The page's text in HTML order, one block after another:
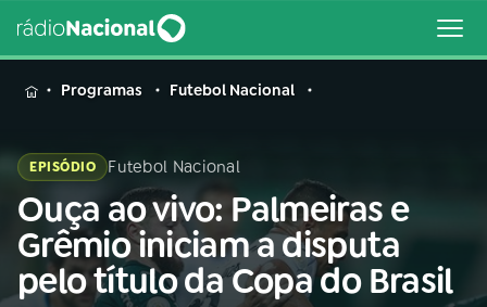
MENU
Buscar
na
Rádio
Nacional
Buscar
Programas Futebol Nacional
EPISÓDIO Futebol Nacional
Ouça ao vivo: Palmeiras e
Grêmio iniciam a disputa
pelo título da Copa do Brasil